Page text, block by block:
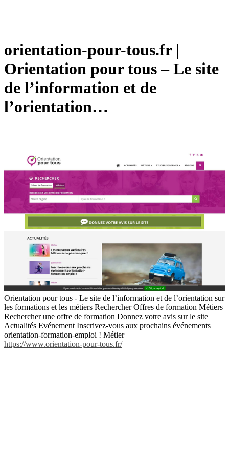
orientation-pour-tous.fr |
Orientation pour tous – Le site
de l’information et de
l’orientation…
Orientation pour tous - Le site de l’information et de l’orientation sur
les formations et les métiers Rechercher Offres de formation Métiers
Rechercher une offre de formation Donnez votre avis sur le site
Actualités Evénement Inscrivez-vous aux prochains événements
orientation-formation-emploi ! Métier
https://www.orientation-pour-tous.fr/